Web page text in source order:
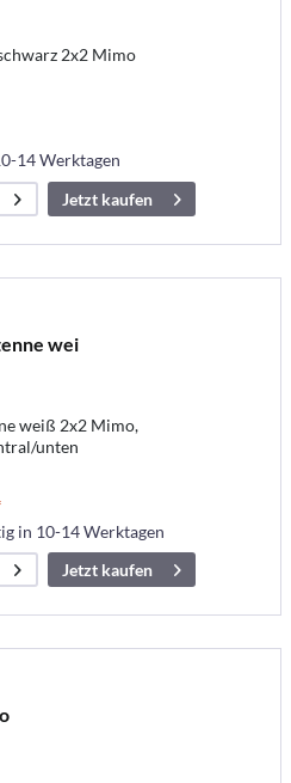
2x2 Mimo
14 Werktagen
Jetzt kaufen
wei
weiß 2x2 Mimo,
unten
in 10-14 Werktagen
Jetzt kaufen